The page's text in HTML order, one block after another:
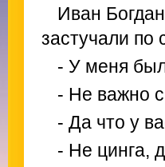
Иван
застучали по
- У меня
- Не важно
- Да что у
- Не цинга,